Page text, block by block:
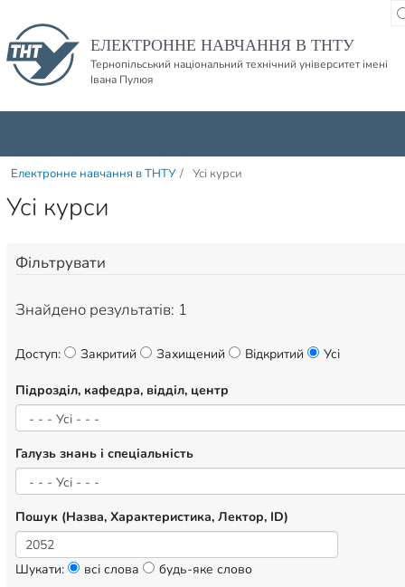
ЕЛЕКТРОННЕ НАВЧАННЯ В ТНТУ
Тернопільський національний технічний університет імені
Івана Пулюя
Електронне навчання в ТНТУ / Усі курси
Усі курси
Фільтрувати
Знайдено результатів: 1
Доступ: Закритий Захищений Відкритий Усі
Підрозділ, кафедра, відділ, центр
Галузь знань і спеціальність
Пошук (Назва, Характеристика, Лектор, ID)
Шукати: всі слова будь-яке слово